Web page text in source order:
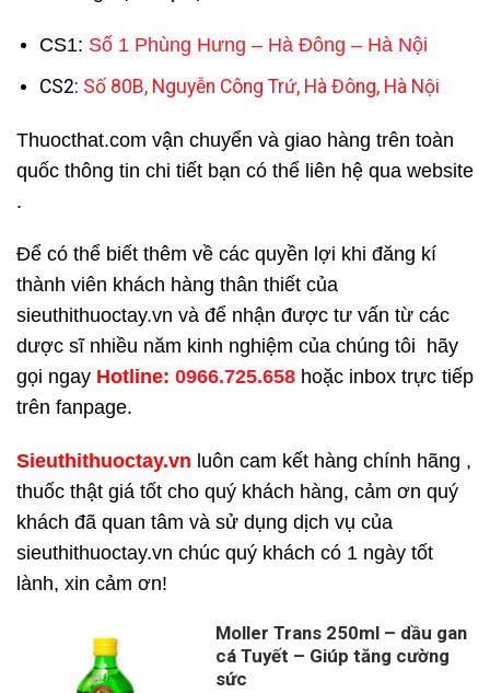
CS1: Số 1 Phùng Hưng – Hà Đông – Hà Nội
CS2: Số 80B, Nguyễn Công Trứ, Hà Đông, Hà Nội
Thuocthat.com vận chuyển và giao hàng trên toàn
quốc thông tin chi tiết bạn có thể liên hệ qua website
.
Để có thể biết thêm về các quyền lợi khi đăng kí
thành viên khách hàng thân thiết của
sieuthithuoctay.vn và để nhận được tư vấn từ các
dược sĩ nhiều năm kinh nghiệm của chúng tôi hãy
gọi ngay Hotline: 0966.725.658 hoặc inbox trực tiếp
trên fanpage.
Sieuthithuoctay.vn luôn cam kết hàng chính hãng ,
thuốc thật giá tốt cho quý khách hàng, cảm ơn quý
khách đã quan tâm và sử dụng dịch vụ của
sieuthithuoctay.vn chúc quý khách có 1 ngày tốt
lành, xin cảm ơn!
Moller Trans 250ml – dầu gan
cá Tuyết – Giúp tăng cường
sức